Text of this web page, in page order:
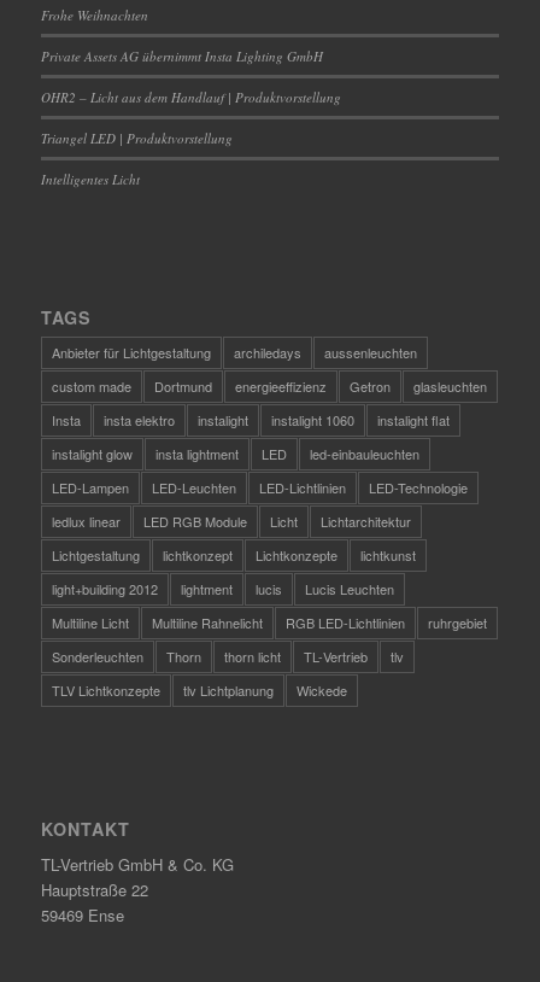
Frohe Weihnachten
Private Assets AG übernimmt Insta Lighting GmbH
OHR2 – Licht aus dem Handlauf | Produktvorstellung
Triangel LED | Produktvorstellung
Intelligentes Licht
TAGS
Anbieter für Lichtgestaltung archiledays
aussenleuchten
custom made
Dortmund energieeffizienz Getron
glasleuchten
Insta
insta elektro instalight instalight 1060
instalight flat
instalight glow
insta lightment LED
led-einbauleuchten
LED-Lampen
LED-Leuchten LED-Lichtlinien
LED-Technologie
ledlux linear
LED RGB Module Licht
Lichtarchitektur
Lichtgestaltung
lichtkonzept Lichtkonzepte
lichtkunst
light+building 2012
lightment lucis
Lucis Leuchten
Multiline Licht
Multiline Rahnelicht RGB LED-Lichtlinien
ruhrgebiet
Sonderleuchten
Thorn thorn licht TL-Vertrieb
tlv
TLV Lichtkonzepte
tlv Lichtplanung Wickede
KONTAKT
TL-Vertrieb GmbH & Co. KG
Hauptstraße 22
59469 Ense